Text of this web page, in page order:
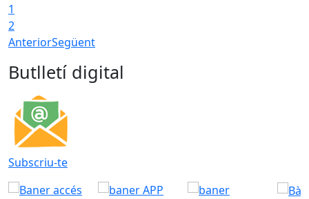
1
2
AnteriorSegüent
Butlletí digital
Subscriu-te